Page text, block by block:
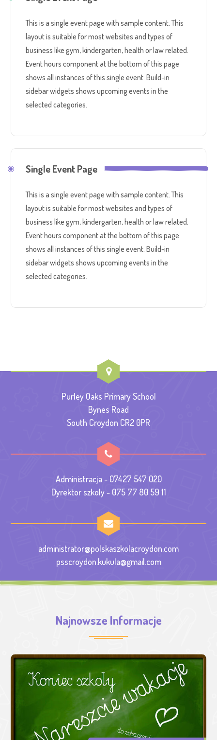
This is a single event page with sample content. This
layout is suitable for most websites and types of
business like gym, kindergarten, health or law related.
Event hours component at the bottom of this page
shows all instances of this single event. Build-in
sidebar widgets shows upcoming events in the
selected categories.
Single Event Page
This is a single event page with sample content. This
layout is suitable for most websites and types of
business like gym, kindergarten, health or law related.
Event hours component at the bottom of this page
shows all instances of this single event. Build-in
sidebar widgets shows upcoming events in the
selected categories.
Purley Oaks Primary School
Bynes Road
South Croydon CR2 0PR
Administracja - 07427 547 020
Dyrektor szkoly - 075 77 80 59 11
administrator@polskaszkolacroydon.com
psscroydon.kukula@gmail.com
Najnowsze Informacje